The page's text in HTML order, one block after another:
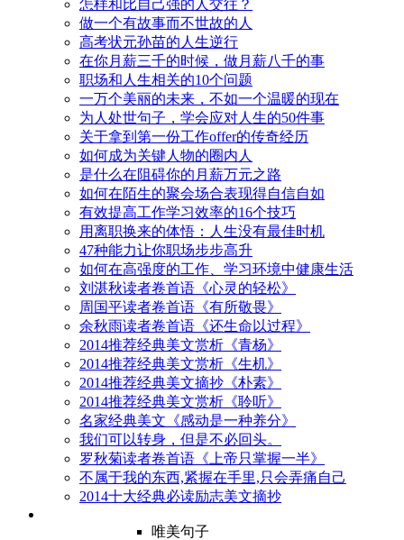
怎样和比自己强的人交往？
做一个有故事而不世故的人
高考状元孙苗的人生逆行
在你月薪三千的时候，做月薪八千的事
职场和人生相关的10个问题
一万个美丽的未来，不如一个温暖的现在
为人处世句子，学会应对人生的50件事
关于拿到第一份工作offer的传奇经历
如何成为关键人物的圈内人
是什么在阻碍你的月薪万元之路
如何在陌生的聚会场合表现得自信自如
有效提高工作学习效率的16个技巧
用离职换来的体悟：人生没有最佳时机
47种能力让你职场步步高升
如何在高强度的工作、学习环境中健康生活
刘湛秋读者卷首语《心灵的轻松》
周国平读者卷首语《有所敬畏》
余秋雨读者卷首语《还生命以过程》
2014推荐经典美文赏析《青杨》
2014推荐经典美文赏析《生机》
2014推荐经典美文摘抄《朴素》
2014推荐经典美文赏析《聆听》
名家经典美文《感动是一种养分》
我们可以转身，但是不必回头。
罗秋菊读者卷首语《上帝只掌握一半》
不属于我的东西,紧握在手里,只会弄痛自己
2014十大经典必读励志美文摘抄
唯美句子